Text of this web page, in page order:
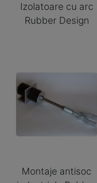
Izolatoare cu arc
Rubber Design
Montaje antisoc